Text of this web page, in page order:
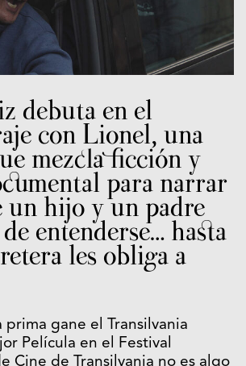
debuta en el
con Lionel, una
mezcla ficción y
para narrar
un hijo y un padre
entenderse… hasta
les obliga a
prima gane el Transilvania
Película en el Festival
Cine de Transilvania no es algo